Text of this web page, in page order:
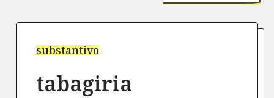
substantivo
tabagiria